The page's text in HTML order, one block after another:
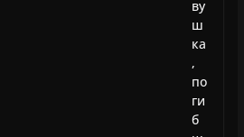
ву
ш
ка
,
по
ги
б